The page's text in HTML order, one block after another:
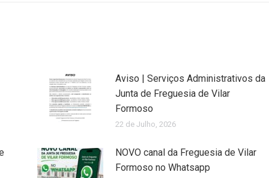
Aviso | Serviços Administrativos da
Junta de Freguesia de Vilar
Formoso
22 de Julho, 2026
NOVO canal da Freguesia de Vilar
Formoso no Whatsapp